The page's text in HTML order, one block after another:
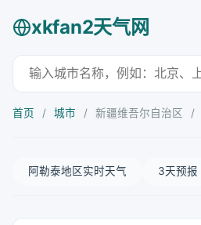
xkfan2天气网
首页 / 城市 / 新疆维吾尔自治区 /
阿勒泰地区实时天气 3天预报